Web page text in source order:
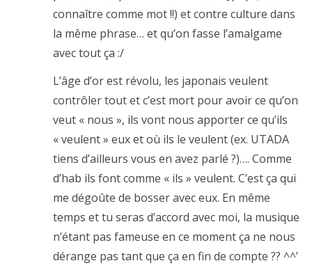
connaître comme mot !!) et contre culture dans
la même phrase… et qu’on fasse l’amalgame
avec tout ça :/
L’âge d’or est révolu, les japonais veulent
contrôler tout et c’est mort pour avoir ce qu’on
veut « nous », ils vont nous apporter ce qu’ils
« veulent » eux et où ils le veulent (ex. UTADA
tiens d’ailleurs vous en avez parlé ?)…. Comme
d’hab ils font comme « ils » veulent. C’est ça qui
me dégoûte de bosser avec eux. En même
temps et tu seras d’accord avec moi, la musique
n’étant pas fameuse en ce moment ça ne nous
dérange pas tant que ça en fin de compte ?? ^^’